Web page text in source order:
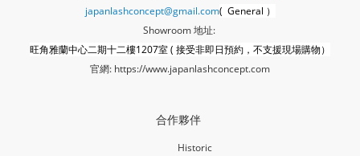
japanlashconcept@gmail.com( General ）
Showroom 地址:
旺角雅蘭中心二期十二樓1207室 ( 接受非即日預約，不支援現場購物）
官網: https://www.japanlashconcept.com
合作夥伴
Historic